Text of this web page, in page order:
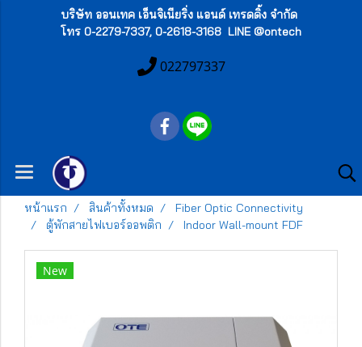
บริษัท ออนเทค เอ็นจิเนียริ่ง แอนด์ เทรดดิ้ง จำกัด
โทร 0-2279-7337, 0-2618-3168 LINE @ontech
022797337
หน้าแรก สินค้าทั้งหมด
Fiber Optic Connectivity
ตู้พักสายไฟเบอร์ออพติก
Indoor Wall-mount FDF
New